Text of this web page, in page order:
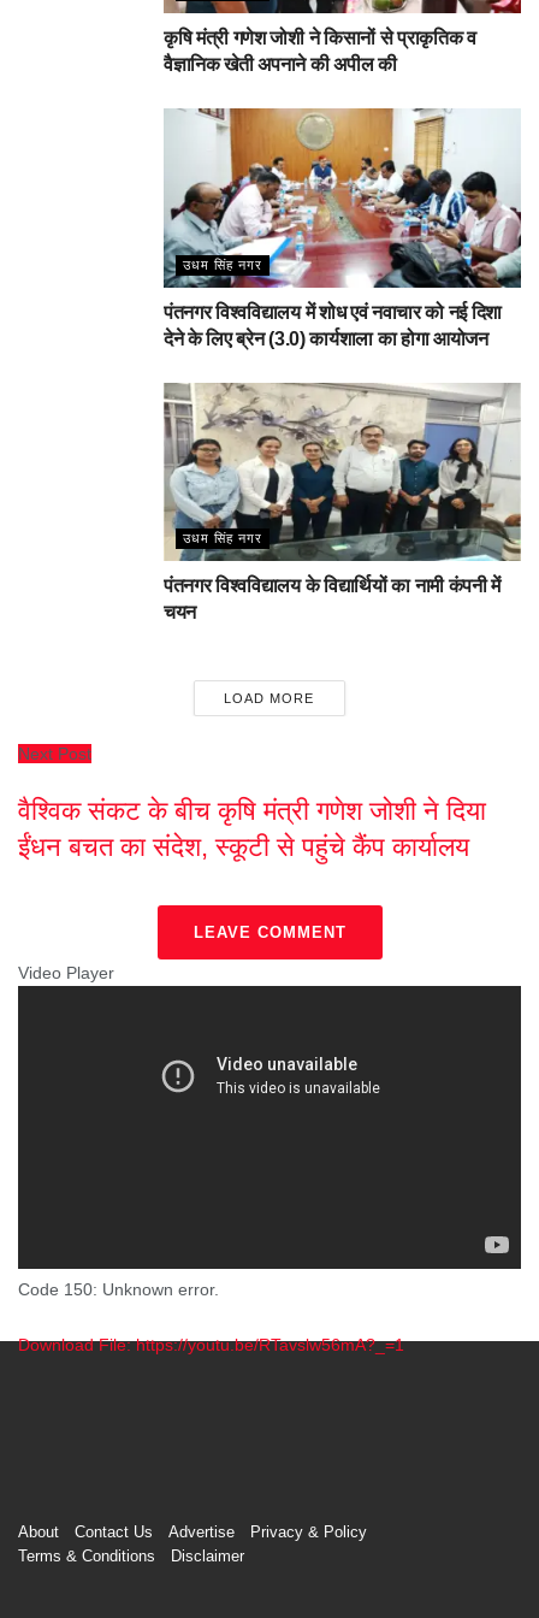
कृषि मंत्री गणेश जोशी ने किसानों से प्राकृतिक व
वैज्ञानिक खेती अपनाने की अपील की
उधम सिंह नगर
पंतनगर विश्वविद्यालय में शोध एवं नवाचार को नई दिशा
देने के लिए ब्रेन (3.0) कार्यशाला का होगा आयोजन
उधम सिंह नगर
पंतनगर विश्वविद्यालय के विद्यार्थियों का नामी कंपनी में
चयन
LOAD MORE
Next Post
वैश्विक संकट के बीच कृषि मंत्री गणेश जोशी ने दिया
ईंधन बचत का संदेश, स्कूटी से पहुंचे कैंप कार्यालय
LEAVE COMMENT
Video Player
Code 150: Unknown error.
Download File: https://youtu.be/RTavslw56mA?_=1
About Contact Us Advertise
Privacy & Policy
Terms & Conditions
Disclaimer